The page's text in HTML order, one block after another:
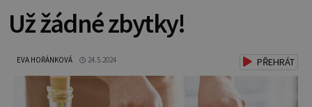
Už žádné zbytky!
EVA HOŘÁNKOVÁ 24.5.2024 PŘEHRÁT